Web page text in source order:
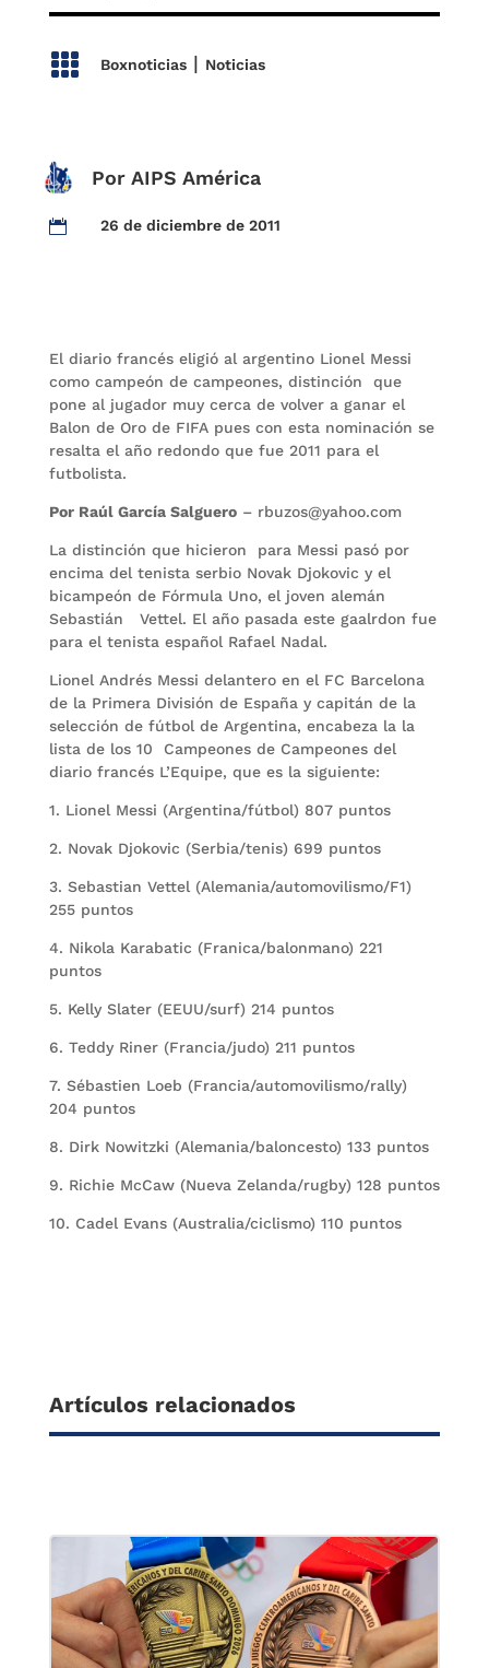
 Boxnoticias| Noticias
Por AIPS América
 26 de diciembre de 2011
El diario francés eligió al argentino Lionel Messi
como campeón de campeones, distinción que
pone al jugador muy cerca de volver a ganar el
Balon de Oro de FIFA pues con esta nominación se
resalta el año redondo que fue 2011 para el
futbolista.
Por Raúl García Salguero– rbuzos@yahoo.com
La distinción que hicieron para Messi pasó por
encima del tenista serbio Novak Djokovic y el
bicampeón de Fórmula Uno, el joven alemán
Sebastián Vettel. El año pasada este gaalrdon fue
para el tenista español Rafael Nadal.
Lionel Andrés Messi delantero en el FC Barcelona
de la Primera División de España y capitán de la
selección de fútbol de Argentina, encabeza la la
lista de los 10 Campeones de Campeones del
diario francés L’Equipe, que es la siguiente:
1. Lionel Messi (Argentina/fútbol) 807 puntos
2. Novak Djokovic (Serbia/tenis) 699 puntos
3. Sebastian Vettel (Alemania/automovilismo/F1)
255 puntos
4. Nikola Karabatic (Franica/balonmano) 221
puntos
5. Kelly Slater (EEUU/surf) 214 puntos
6. Teddy Riner (Francia/judo) 211 puntos
7. Sébastien Loeb (Francia/automovilismo/rally)
204 puntos
8. Dirk Nowitzki (Alemania/baloncesto) 133 puntos
9. Richie McCaw (Nueva Zelanda/rugby) 128 puntos
10. Cadel Evans (Australia/ciclismo) 110 puntos
Artículos relacionados